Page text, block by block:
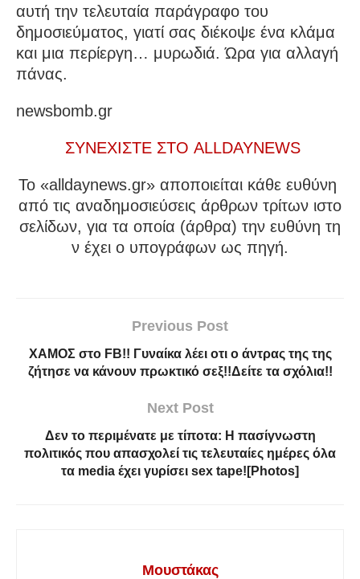
αυτή την τελευταία παράγραφο του
δημοσιεύματος, γιατί σας διέκοψε ένα κλάμα
και μια περίεργη… μυρωδιά. Ώρα για αλλαγή
πάνας.
newsbomb.gr
ΣΥΝΕΧΙΣΤΕ ΣΤΟ ALLDAYNEWS
To «alldaynews.gr» αποποιείται κάθε ευθύνη
από τις αναδημοσιεύσεις άρθρων τρίτων ιστο
σελίδων, για τα οποία (άρθρα) την ευθύνη τη
ν έχει ο υπογράφων ως πηγή.
Previous Post
ΧΑΜΟΣ στο FB!! Γυναίκα λέει οτι ο άντρας της της
ζήτησε να κάνουν πρωκτικό σεξ!!Δείτε τα σχόλια!!
Next Post
Δεν το περιμένατε με τίποτα: H πασίγνωστη
πολιτικός που απασχολεί τις τελευταίες ημέρες όλα
τα media έχει γυρίσει sex tape![Photos]
Μουστάκας